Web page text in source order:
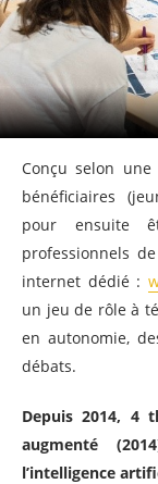
Conçu selon
bénéficiaires
pour ensuite
professionnels
internet dédié :
un jeu de rôle à
en autonomie,
débats.
Depuis 2014, 4
augmenté
l’intelligence